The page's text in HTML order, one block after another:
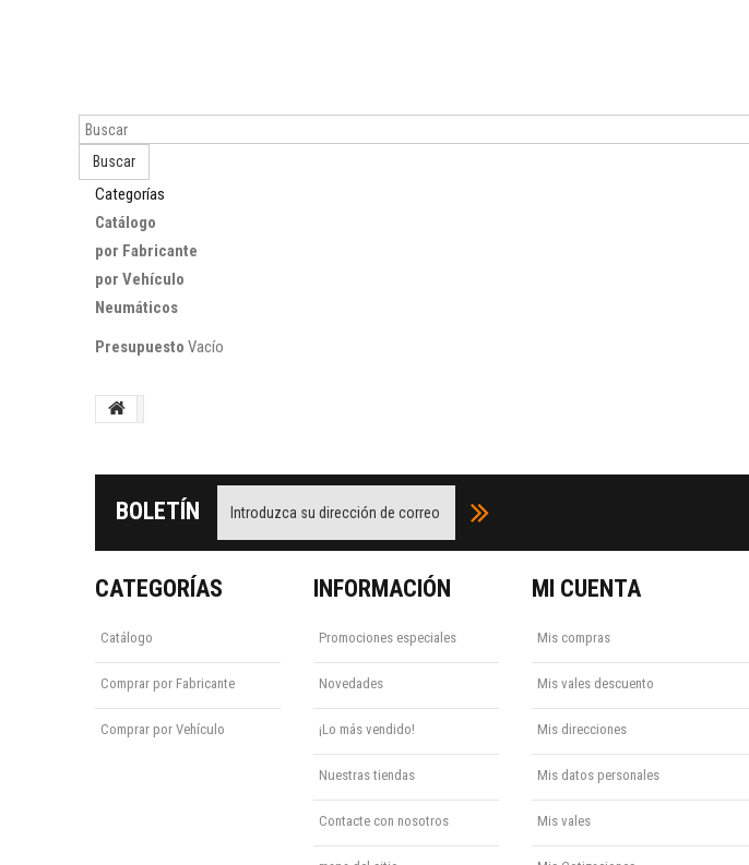
Buscar
Categorías
Catálogo
por Fabricante
por Vehículo
Neumáticos
Presupuesto Vacío
BOLETÍN
CATEGORÍAS
Catálogo
Comprar por Fabricante
Comprar por Vehículo
INFORMACIÓN
Promociones especiales
Novedades
¡Lo más vendido!
Nuestras tiendas
Contacte con nosotros
MI CUENTA
Mis compras
Mis vales descuento
Mis direcciones
Mis datos personales
Mis vales